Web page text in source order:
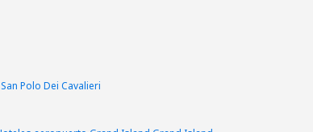
Polo Dei Cavalieri